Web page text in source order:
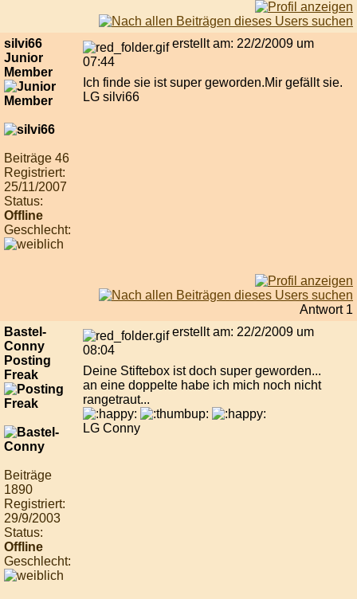
silvi66
Junior
Member
Beiträge 46
Registriert:
25/11/2007
Status:
Offline
Geschlecht:
erstellt am: 22/2/2009 um
07:44
Ich finde sie ist super geworden.Mir gefällt sie.
LG silvi66
Antwort 1
Bastel-
Conny
Posting
Freak
Beiträge
1890
Registriert:
29/9/2003
Status:
Offline
Geschlecht:
erstellt am: 22/2/2009 um
08:04
Deine Stiftebox ist doch super geworden...
an eine doppelte habe ich mich noch nicht
rangetraut...
LG Conny